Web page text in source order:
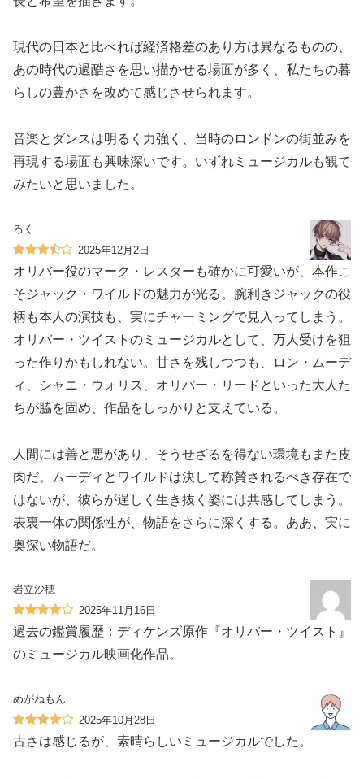
現代の日本と比べれば経済格差のあり方は異なるものの、
あの時代の過酷さを思い描かせる場面が多く、私たちの暮
らしの豊かさを改めて感じさせられます。
音楽とダンスは明るく力強く、当時のロンドンの街並みを
再現する場面も興味深いです。いずれミュージカルも観て
みたいと思いました。
ろく
2025年12月2日
オリバー役のマーク・レスターも確かに可愛いが、本作こ
そジャック・ワイルドの魅力が光る。腕利きジャックの役
柄も本人の演技も、実にチャーミングで見入ってしまう。
オリバー・ツイストのミュージカルとして、万人受けを狙
った作りかもしれない。甘さを残しつつも、ロン・ムーデ
ィ、シャニ・ウォリス、オリバー・リードといった大人た
ちが脇を固め、作品をしっかりと支えている。
人間には善と悪があり、そうせざるを得ない環境もまた皮
肉だ。ムーディとワイルドは決して称賛されるべき存在で
はないが、彼らが逞しく生き抜く姿には共感してしまう。
表裏一体の関係性が、物語をさらに深くする。ああ、実に
奥深い物語だ。
岩立沙穂
2025年11月16日
過去の鑑賞履歴：ディケンズ原作『オリバー・ツイスト』
のミュージカル映画化作品。
めがねもん
2025年10月28日
古さは感じるが、素晴らしいミュージカルでした。